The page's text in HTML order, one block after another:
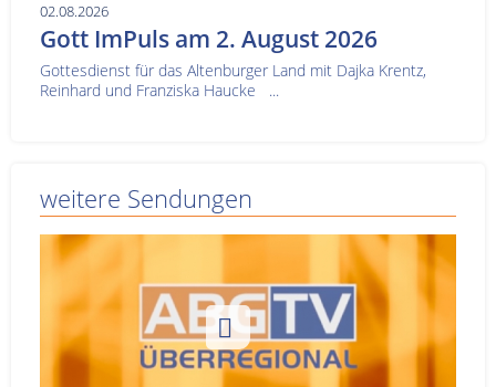
02.08.2026
Gott ImPuls am 2. August 2026
Gottesdienst für das Altenburger Land mit Dajka Krentz,
Reinhard und Franziska Haucke ...
weitere Sendungen